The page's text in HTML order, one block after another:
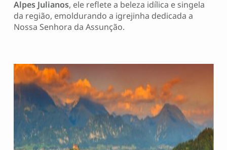
Alpes Julianos, ele reflete a beleza idílica e singela
da região, emoldurando a igrejinha dedicada a
Nossa Senhora da Assunção.